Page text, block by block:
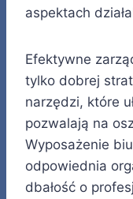
aspektach
Efektywne
tylko dobrej
narzędzi, które
pozwalają na
Wyposażenie
odpowiednia
dbałość o